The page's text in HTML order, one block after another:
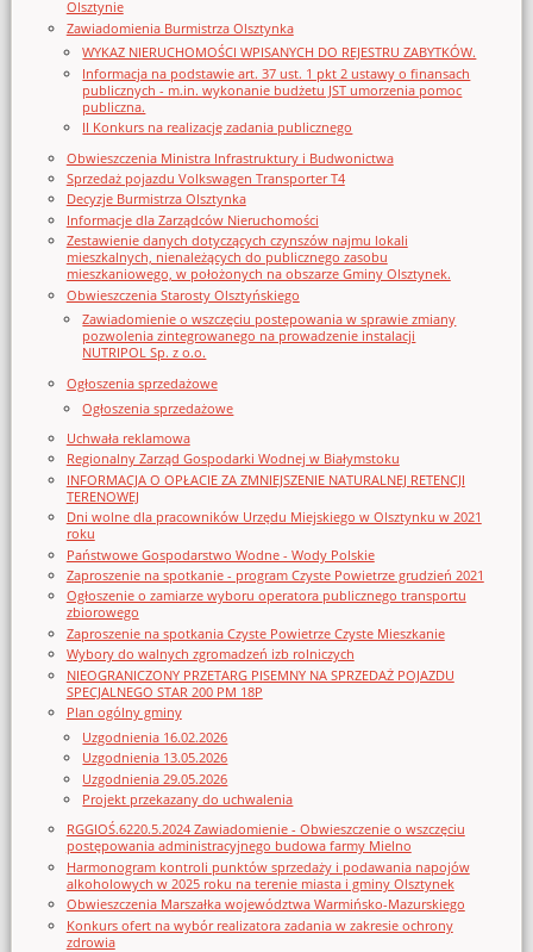
Olsztynie
Zawiadomienia Burmistrza Olsztynka
WYKAZ NIERUCHOMOŚCI WPISANYCH DO REJESTRU ZABYTKÓW.
Informacja na podstawie art. 37 ust. 1 pkt 2 ustawy o finansach
publicznych - m.in. wykonanie budżetu JST umorzenia pomoc
publiczna.
II Konkurs na realizację zadania publicznego
Obwieszczenia Ministra Infrastruktury i Budwonictwa
Sprzedaż pojazdu Volkswagen Transporter T4
Decyzje Burmistrza Olsztynka
Informacje dla Zarządców Nieruchomości
Zestawienie danych dotyczących czynszów najmu lokali
mieszkalnych, nienależących do publicznego zasobu
mieszkaniowego, w położonych na obszarze Gminy Olsztynek.
Obwieszczenia Starosty Olsztyńskiego
Zawiadomienie o wszczęciu postępowania w sprawie zmiany
pozwolenia zintegrowanego na prowadzenie instalacji
NUTRIPOL Sp. z o.o.
Ogłoszenia sprzedażowe
Ogłoszenia sprzedażowe
Uchwała reklamowa
Regionalny Zarząd Gospodarki Wodnej w Białymstoku
INFORMACJA O OPŁACIE ZA ZMNIEJSZENIE NATURALNEJ RETENCJI
TERENOWEJ
Dni wolne dla pracowników Urzędu Miejskiego w Olsztynku w 2021
roku
Państwowe Gospodarstwo Wodne - Wody Polskie
Zaproszenie na spotkanie - program Czyste Powietrze grudzień 2021
Ogłoszenie o zamiarze wyboru operatora publicznego transportu
zbiorowego
Zaproszenie na spotkania Czyste Powietrze Czyste Mieszkanie
Wybory do walnych zgromadzeń izb rolniczych
NIEOGRANICZONY PRZETARG PISEMNY NA SPRZEDAŻ POJAZDU
SPECJALNEGO STAR 200 PM 18P
Plan ogólny gminy
Uzgodnienia 16.02.2026
Uzgodnienia 13.05.2026
Uzgodnienia 29.05.2026
Projekt przekazany do uchwalenia
RGGIOŚ.6220.5.2024 Zawiadomienie - Obwieszczenie o wszczęciu
postępowania administracyjnego budowa farmy Mielno
Harmonogram kontroli punktów sprzedaży i podawania napojów
alkoholowych w 2025 roku na terenie miasta i gminy Olsztynek
Obwieszczenia Marszałka województwa Warmińsko-Mazurskiego
Konkurs ofert na wybór realizatora zadania w zakresie ochrony
zdrowia